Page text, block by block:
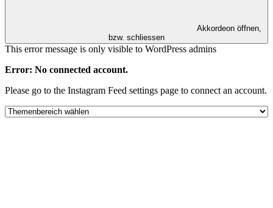
Akkordeon öffnen,
bzw. schliessen
This error message is only visible to WordPress admins
Error: No connected account.
Please go to the Instagram Feed settings page to connect an account.